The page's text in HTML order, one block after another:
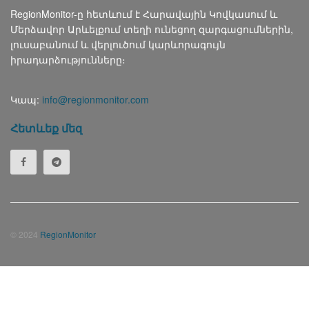
RegionMonitor-ը հետևում է Հարավային Կովկասում և
Մերձավոր Արևելքում տեղի ունեցող զարգացումներին,
լուսաբանում և վերլուծում կարևորագույն
իրադարձությունները։
Կապ: info@regionmonitor.com
Հետևեք մեզ
© 2024 RegionMonitor